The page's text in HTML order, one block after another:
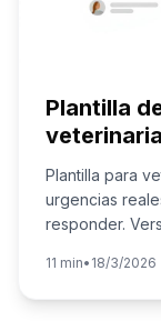
Plantilla
Plantilla para
urgencias
responder.
11 min• 18/3/2026